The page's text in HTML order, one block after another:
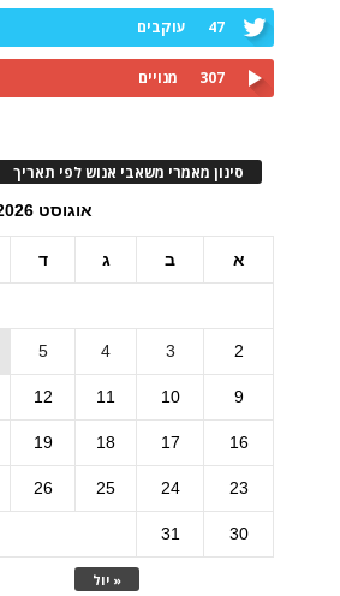
47 עוקבים
307 מנויים
סינון מאמרי משאבי אנוש לפי תאריך
אוגוסט 2026
א ב ג ד
« יול
2
3
4
5
9
10
11
12
16
17
18
19
23
24
25
26
30
31